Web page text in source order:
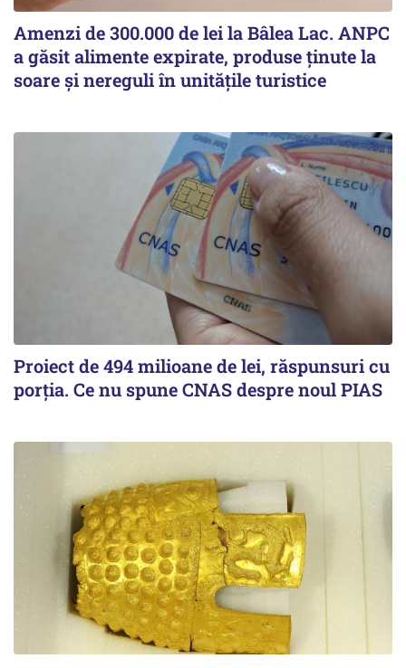
Amenzi de 300.000 de lei la Bâlea Lac. ANPC
a găsit alimente expirate, produse ținute la
soare și nereguli în unitățile turistice
Proiect de 494 milioane de lei, răspunsuri cu
porția. Ce nu spune CNAS despre noul PIAS